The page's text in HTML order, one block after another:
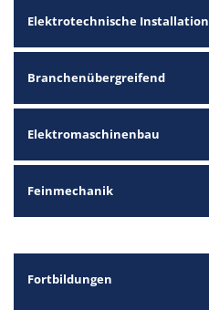
Elektrotechnische Installation
Branchenübergreifend
Elektromaschinenbau
Feinmechanik
Fortbildungen